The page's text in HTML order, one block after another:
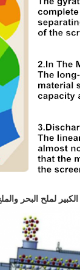
لملح البحر